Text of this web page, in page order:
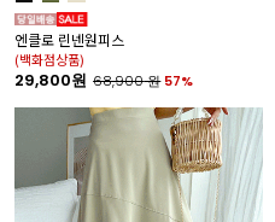
엔클로 린넨원피스
(백화점상품)
29,800원 68,900원 57%